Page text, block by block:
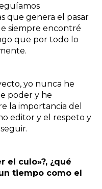
que genera el pasar
siempre encontré
que por todo lo
yo nunca he
poder y he
la importancia del
editor y el respeto y
el culo»?, ¿qué
tiempo como el